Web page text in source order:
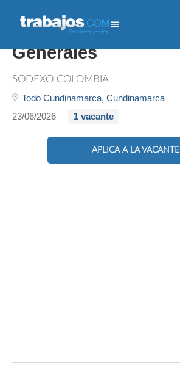
Auxiliar De Servicios
Generales
SODEXO COLOMBIA
Todo Cundinamarca, Cundinamarca
23/06/2026
1 vacante
APLICA A LA VACANTE